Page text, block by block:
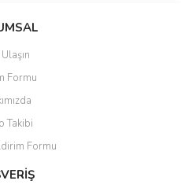
Formu
Takibi
Formu